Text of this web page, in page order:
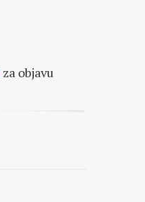
za objavu